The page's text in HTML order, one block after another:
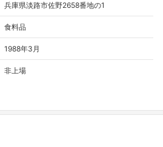
兵庫県淡路市佐野2658番地の1
食料品
1988年3月
非上場